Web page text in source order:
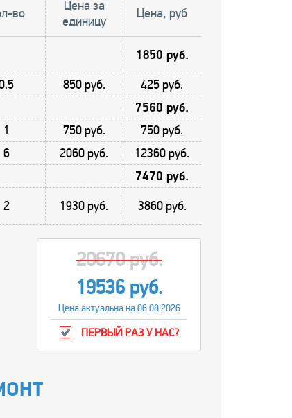
во
Цена за
единицу
Цена, руб
1850 руб.
850 руб. 425 руб.
7560 руб.
1 750 руб. 750 руб.
6 2060 руб. 12360 руб.
7470 руб.
2 1930 руб. 3860 руб.
20670 руб.
19536 руб.
Цена актуальна на 06.08.2026
ПЕРВЫЙ РАЗ У НАС?